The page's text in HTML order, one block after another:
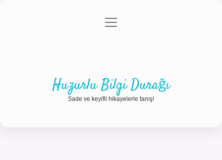
Gizlilik Politikası
menüyü
Huzurlu Bilgi Durağı
Sade ve keyifli hikayelerle tanış!